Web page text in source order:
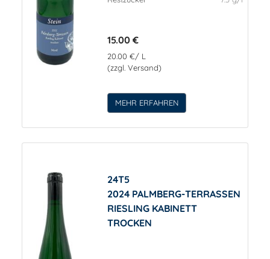
15.00 €
20.00 €/ L
(zzgl. Versand)
MEHR ERFAHREN
24T5
2024 PALMBERG-TERRASSEN
RIESLING KABINETT
TROCKEN